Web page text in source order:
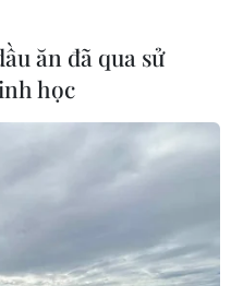
ăn đã qua sử
học